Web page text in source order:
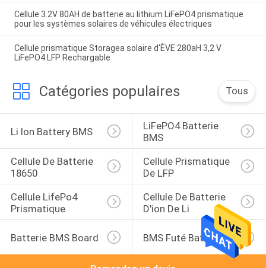
Cellule 3.2V 80AH de batterie au lithium LiFePO4 prismatique
pour les systèmes solaires de véhicules électriques
Cellule prismatique Storagea solaire d'ÈVE 280aH 3,2 V
LiFePO4 LFP Rechargable
Catégories populaires Tous
Li Ion Battery BMS
LiFePO4 Batterie
BMS
Cellule De Batterie
18650
Cellule Prismatique
De LFP
Cellule LifePo4
Prismatique
Cellule De Batterie
D'ion De Li
Batterie BMS Board BMS Futé Battery